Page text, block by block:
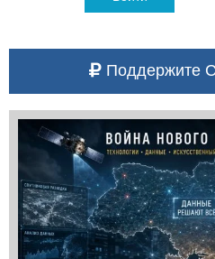
Поддержите